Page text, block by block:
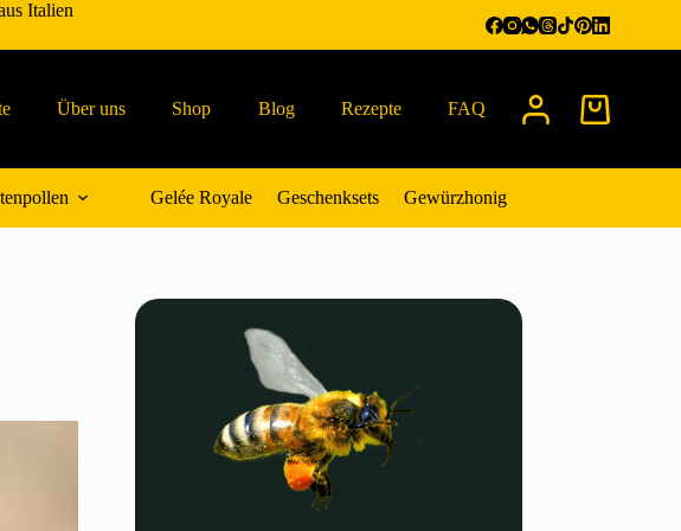
Italien
Über uns Shop Blog Rezepte FAQ Warenkorb
Gelée Royale Geschenksets Gewürzhonig